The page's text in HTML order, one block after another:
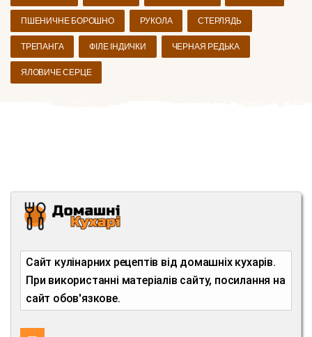
ПШЕНИЧНЕ БОРОШНО РУКОЛА СТЕРЛЯДЬ
ТРЕПАНГА ФІЛЕ ІНДИЧКИ ЧЕРНАЯ РЕДЬКА
ЯЛОВИЧЕ СЕРЦЕ
Сайт кулінарних рецептів від домашніх кухарів.
При використанні матеріалів сайту, посилання на
сайт обов'язкове.